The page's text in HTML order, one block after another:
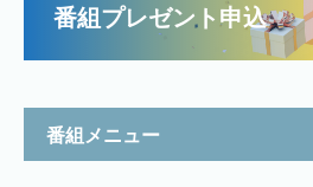
番組プレゼント申込
番組メニュー